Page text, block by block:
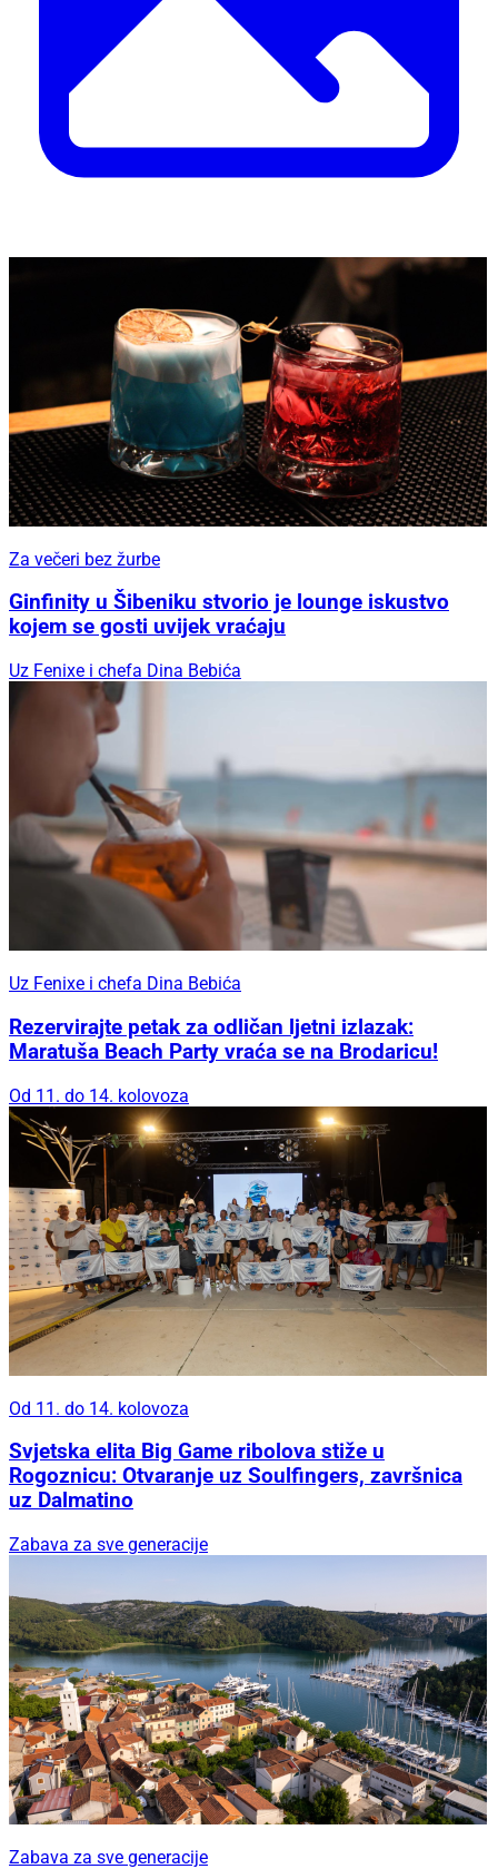
Za večeri bez žurbe
Ginfinity u Šibeniku stvorio je lounge iskustvo
kojem se gosti uvijek vraćaju
Uz Fenixe i chefa Dina Bebića
Uz Fenixe i chefa Dina Bebića
Rezervirajte petak za odličan ljetni izlazak:
Maratuša Beach Party vraća se na Brodaricu!
Od 11. do 14. kolovoza
Od 11. do 14. kolovoza
Svjetska elita Big Game ribolova stiže u
Rogoznicu: Otvaranje uz Soulfingers, završnica
uz Dalmatino
Zabava za sve generacije
Zabava za sve generacije